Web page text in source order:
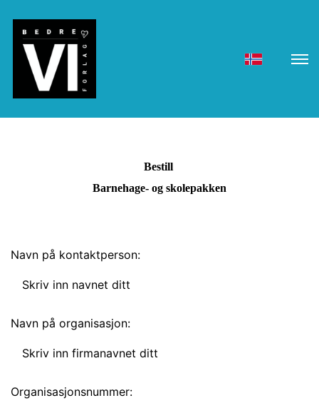
Bestill
Barnehage- og skolepakken
Navn på kontaktperson:
Navn på organisasjon:
Organisasjonsnummer: